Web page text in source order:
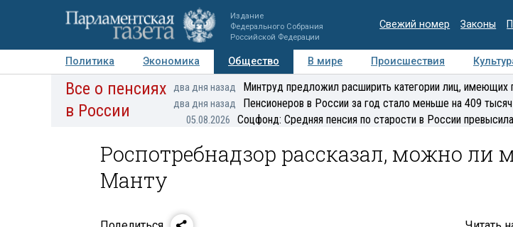
Издание
Федерального Собрания
Российской Федерации
Свежий номер Законы
Политика Экономика Общество В мире Происшествия
Авторы Персоны Мнения Регионы Медиацентр Интервью
Все о пенсиях
в России
два дня назад Минтруд предложил расширить категории лиц, имеющих
два дня назад Пенсионеров в России за год стало меньше на 409
05.08.2026 Соцфонд: Средняя пенсия по старости в России
Роспотребнадзор рассказал, можно ли
Манту